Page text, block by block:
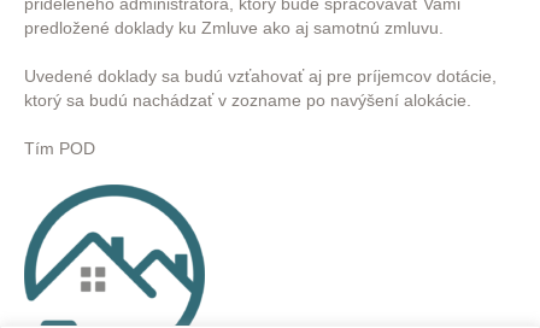
prideleného administrátora, ktorý bude spracovávať Vami
predložené doklady ku Zmluve ako aj samotnú zmluvu.
Uvedené doklady sa budú vzťahovať aj pre príjemcov dotácie,
ktorý sa budú nachádzať v zozname po navýšení alokácie.
Tím POD